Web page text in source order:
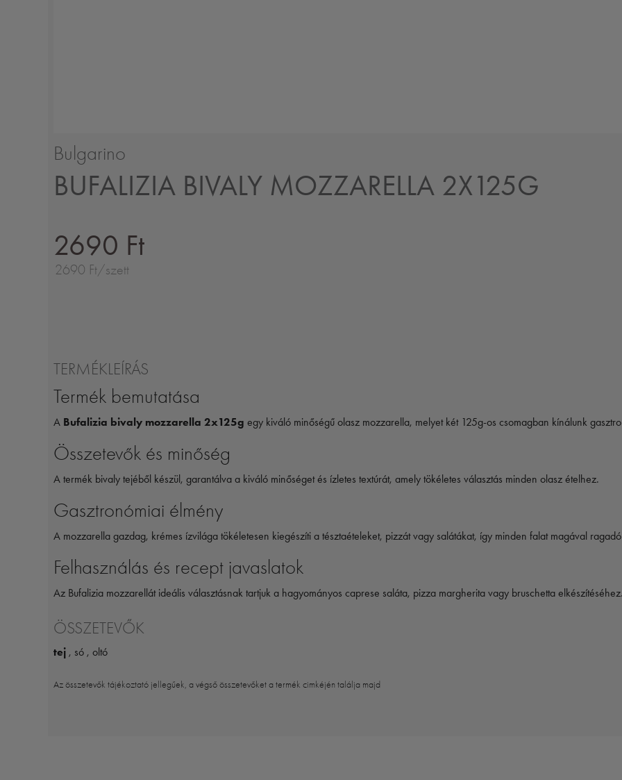
Bulgarino
BUFALIZIA BIVALY MOZZARELLA 2X125G
2690 Ft
2690 Ft/szett
TERMÉKLEÍRÁS
Termék bemutatása
A Bufalizia bivaly mozzarella 2x125g egy kiváló minőségű olasz mozzarella, melyet két 125g-os csomagban kínálunk
Összetevők és minőség
A termék bivaly tejéből készül, garantálva a kiváló minőséget és ízletes textúrát, amely tökéletes választás minden olasz ételhez.
Gasztronómiai élmény
A mozzarella gazdag, krémes ízvilága tökéletesen kiegészíti a tésztaételeket, pizzát vagy salátákat, így minden falat magával
Felhasználás és recept javaslatok
Az Bufalizia mozzarellát ideális választásnak tartjuk a hagyományos caprese saláta, pizza margherita vagy bruschetta
ÖSSZETEVŐK
tej , só , oltó
Az összetevők tájékoztató jellegűek, a végső összetevőket a termék cimkéjén találja majd